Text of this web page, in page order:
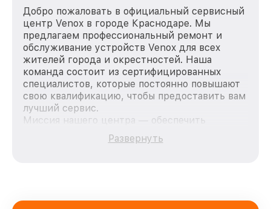
Добро пожаловать в официальный сервисный
центр Venox в городе Краснодаре. Мы
предлагаем профессиональный ремонт и
обслуживание устройств Venox для всех
жителей города и окрестностей. Наша
команда состоит из сертифицированных
специалистов, которые постоянно повышают
свою квалификацию, чтобы предоставить вам
лучший сервис.
Миссия нашего центра — обеспечить
качественный и доступный ремонт для
каждого пользователя продукции Venox, вне
Развернуть